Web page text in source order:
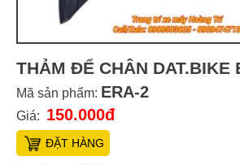
THẢM ĐỂ CHÂN DAT.BIKE
Mã sản phẩm: ERA-2
Giá: 150.000đ
ĐẶT HÀNG